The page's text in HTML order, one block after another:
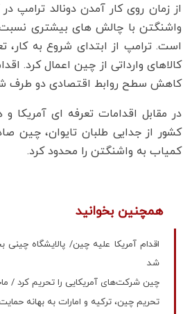
از زمان روی کار آمدن دونالد ترامپ
واشنگتن با چالش های بیشتری
است. ترامپ از ابتدای شروع به کار،
کالاهای وارداتی از چین اعمال کرد.
کاهش سطح روابط اقتصادی دو طرف
در مقابل اقدامات تعرفه ای آمریکا
کشور از جدایی طلبان تایوان، چین
کمیاب به واشنگتن را محدود کرد.
همچنین بخوانید
اقدام آمریکا علیه چین/ پالایشگاه چینی
شد
چین شرکت‌های آمریکایی را تحریم کرد /
تحریم چین، ترکیه و امارات به بهانه